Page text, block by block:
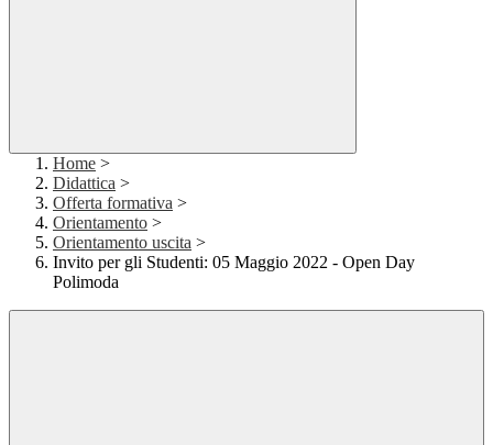
Home >
Didattica >
Offerta formativa >
Orientamento >
Orientamento uscita >
Invito per gli Studenti: 05 Maggio 2022 - Open Day
Polimoda